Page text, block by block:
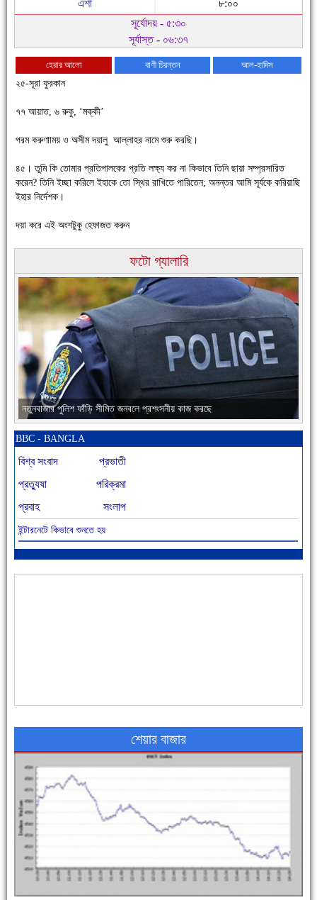
এশা
৮:০০
সূর্যোদয় - ৫:৩০
সূর্যাস্ত - ০৬:৩৭
হেরার আলো বাণী চিরন্তন
আল-হাদিস
২৫-সূরা ফুরকান
৭৭ আয়াত, ৬ রুকু, ‘মক্কী’
পরম করুণাাময় ও অসীম দয়ালু আল্লাহর নামে শুরু করছি।
৪৫। তুমি কি তোমার প্রতিপালকের প্রতি লক্ষ্য কর না কিভাবে তিনি ছায়া সম্প্রসারিত
করেন? তিনি ইচ্ছা করিলে ইহাকে তো স্থির রাখিতে পারিতেন; অনন্তর আমি সূর্যকে করিয়াছি
ইহার নির্দেশক।
দয়া করে এই অংশটুকু হেফাজত করুন
ফটো গ্যালারি
চাঁদপুরের মানুষ তাদের পুরোটা দিয়ে আমাকে আপন করে নিয়েছে
নতুনবাজার পুলিশ ফাঁড়ি সীমিত জনবলে প্রশংসনীয় কাজ করছে
আজ বিশিষ্ট শিক্ষাবিদ এ.টি. আহমেদ হোসাইন রুশদীর ৪৬তম মৃত্যুবার্ষিকী
এক সপ্তাহে শনাক্ত বেড়েছে ৫৫%, মৃত্যু ৪৬%
BBC - BANGLA
বিশ্ব সংবাদ
প্রভাতী
প্রত্যুষা
পরিক্রমা
প্রবাহ
সংলাপ
ইন্টারনেটে কিভাবে শুনতে হয়
শেয়ার বাজার